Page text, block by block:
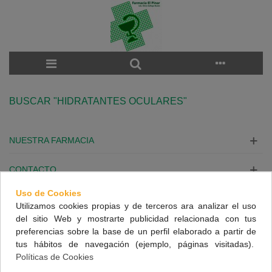
BUSCAR "HIDRATANTES OCULARES"
NUESTRA FARMACIA
CONTACTO
INFORMACIÓN
SÍGUENOS
Uso de Cookies
Utilizamos cookies propias y de terceros ara analizar el uso
del sitio Web y mostrarte publicidad relacionada con tus
preferencias sobre la base de un perfil elaborado a partir de
tus hábitos de navegación (ejemplo, páginas visitadas).
Políticas de Cookies